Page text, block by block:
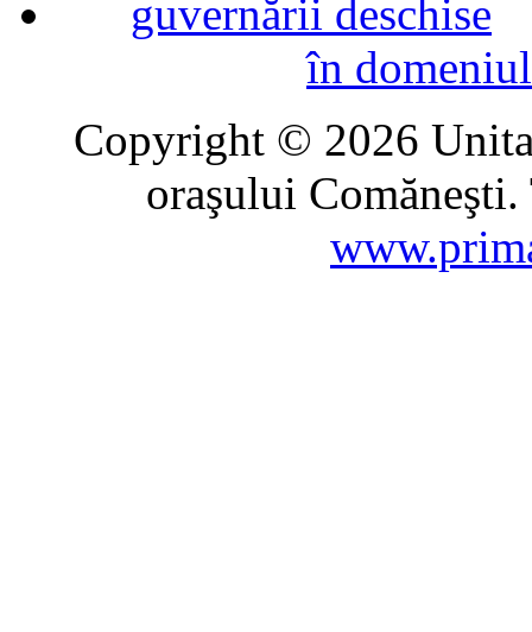
în
Copyright © 2026
oraşului